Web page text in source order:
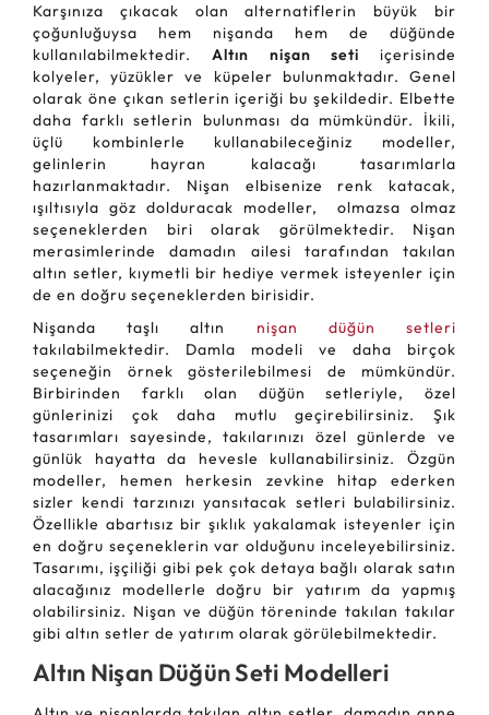
Karşınıza çıkacak olan alternatiflerin büyük bir
çoğunluğuysa hem nişanda hem de düğünde
kullanılabilmektedir. Altın nişan seti içerisinde
kolyeler, yüzükler ve küpeler bulunmaktadır. Genel
olarak öne çıkan setlerin içeriği bu şekildedir. Elbette
daha farklı setlerin bulunması da mümkündür. İkili,
üçlü kombinlerle kullanabileceğiniz modeller,
gelinlerin hayran kalacağı tasarımlarla
hazırlanmaktadır. Nişan elbisenize renk katacak,
ışıltısıyla göz dolduracak modeller, olmazsa olmaz
seçeneklerden biri olarak görülmektedir. Nişan
merasimlerinde damadın ailesi tarafından takılan
altın setler, kıymetli bir hediye vermek isteyenler için
de en doğru seçeneklerden birisidir.
Nişanda taşlı altın nişan düğün setleri
takılabilmektedir. Damla modeli ve daha birçok
seçeneğin örnek gösterilebilmesi de mümkündür.
Birbirinden farklı olan düğün setleriyle, özel
günlerinizi çok daha mutlu geçirebilirsiniz. Şık
tasarımları sayesinde, takılarınızı özel günlerde ve
günlük hayatta da hevesle kullanabilirsiniz. Özgün
modeller, hemen herkesin zevkine hitap ederken
sizler kendi tarzınızı yansıtacak setleri bulabilirsiniz.
Özellikle abartısız bir şıklık yakalamak isteyenler için
en doğru seçeneklerin var olduğunu inceleyebilirsiniz.
Tasarımı, işçiliği gibi pek çok detaya bağlı olarak satın
alacağınız modellerle doğru bir yatırım da yapmış
olabilirsiniz. Nişan ve düğün töreninde takılan takılar
gibi altın setler de yatırım olarak görülebilmektedir.
Altın Nişan Düğün Seti Modelleri